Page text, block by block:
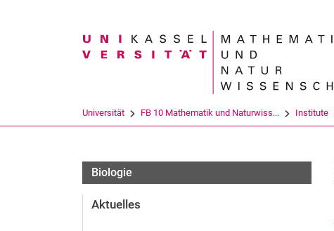
Suchbegriff
Universität FB 10 Mathematik und Naturwiss... Institute
Biologie
Aktuelles